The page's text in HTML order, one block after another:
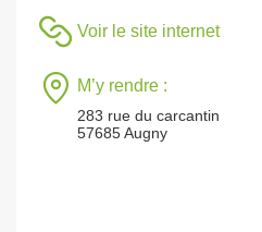
Voir le site internet
M’y rendre :
283 rue du carcantin
57685 Augny